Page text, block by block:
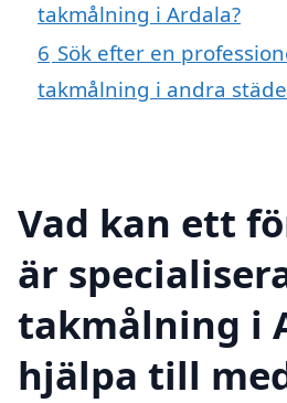
takmålning i Ardala?
6 Sök efter en
takmålning i andra
Vad kan ett
är
takmålning i
hjälpa till